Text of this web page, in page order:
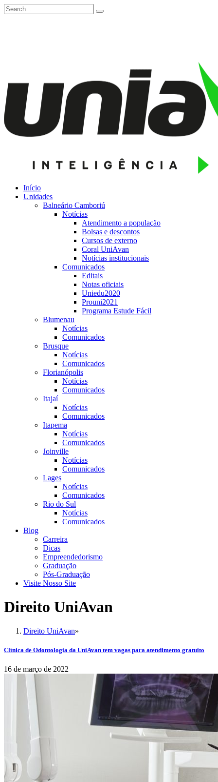
Início
Unidades
Balneário Camboriú
Notícias
Atendimento a população
Bolsas e descontos
Cursos de externo
Coral UniAvan
Notícias institucionais
Comunicados
Editais
Notas oficiais
Uniedu2020
Prouni2021
Programa Estude Fácil
Blumenau
Notícias
Comunicados
Brusque
Notícias
Comunicados
Florianópolis
Notícias
Comunicados
Itajaí
Notícias
Comunicados
Itapema
Notícias
Comunicados
Joinville
Notícias
Comunicados
Lages
Notícias
Comunicados
Rio do Sul
Notícias
Comunicados
Blog
Carreira
Dicas
Empreendedorismo
Graduação
Pós-Graduação
Visite Nosso Site
Direito UniAvan
Direito UniAvan»
Clínica de Odontologia da UniAvan tem vagas para atendimento gratuito
16 de março de 2022